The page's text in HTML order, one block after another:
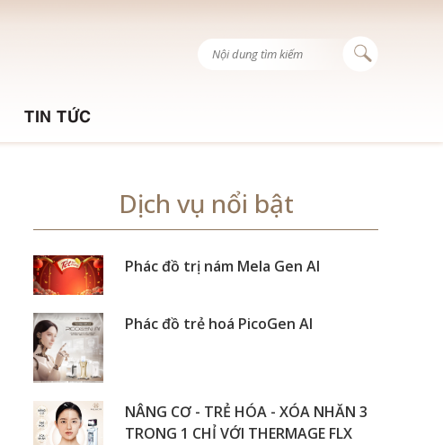
TIN TỨC
Dịch vụ nổi bật
Phác đồ trị nám Mela Gen AI
Phác đồ trẻ hoá PicoGen AI
NÂNG CƠ - TRẺ HÓA - XÓA NHĂN 3
TRONG 1 CHỈ VỚI THERMAGE FLX